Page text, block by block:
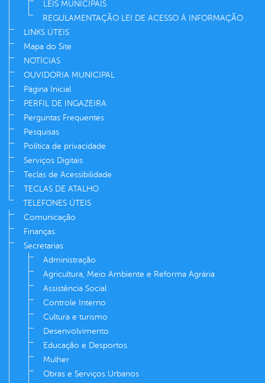
LEIS MUNICIPAIS
REGULAMENTAÇÃO LEI DE ACESSO À INFORMAÇÃO
LINKS ÚTEIS
Mapa do Site
NOTÍCIAS
OUVIDORIA MUNICIPAL
Página Inicial
PERFIL DE INGAZEIRA
Perguntas Frequentes
Pesquisas
Política de privacidade
Serviços Digitais
Teclas de Acessibilidade
TECLAS DE ATALHO
TELEFONES ÚTEIS
Comunicação
Finanças
Secretarias
Administração
Agricultura, Meio Ambiente e Reforma Agrária
Assistência Social
Controle Interno
Cultura e turismo
Desenvolvimento
Educação e Desportos
Mulher
Obras e Serviços Urbanos